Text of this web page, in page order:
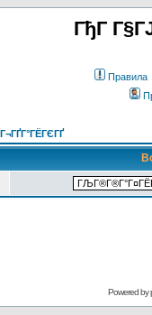
ГђГ
Правила
Powered by